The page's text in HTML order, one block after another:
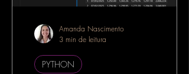
PYTHON
Amanda Nascimento
3 min de leitura